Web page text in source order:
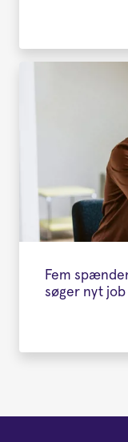
Fem
søger nyt job